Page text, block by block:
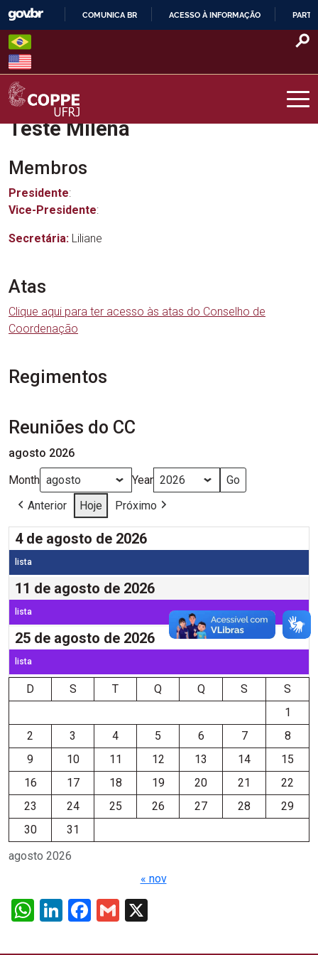
Skip
content
O
COMUNICA BR ACESSO À INFORMAÇÃO
COPPE – UFRJ
Teste Milena
Membros
Presidente:
Vice-Presidente:
Secretária: Liliane
Atas
Clique aqui para ter acesso às atas do Conselho de
Coordenação
Regimentos
Reuniões do CC
agosto 2026
Month
Year
Anterior
Hoje Próximo
4 de agosto de 2026
lista
11 de agosto de 2026
lista
25 de agosto de 2026
lista
agosto 2026
D S T Q Q S
S
1
2
3 4 5 6 7
8
9
10 11 12 13 14
15
16
17 18 19 20 21
22
23
24 25 26 27 28
29
30
31
« nov
WhatsApp
LinkedIn
Facebook
Gmail